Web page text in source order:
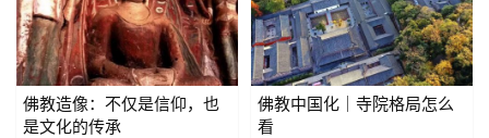
佛教造像：不仅是信仰，也
是文化的传承
佛教中国化｜寺院格局怎么
看